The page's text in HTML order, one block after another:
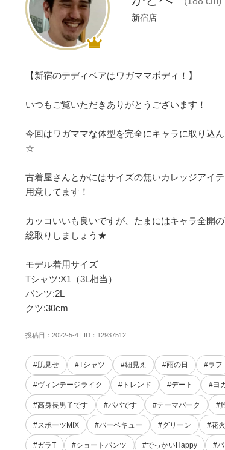
新宿店
【新宿のテディベアはワガママボディ！】
いつもご覧いただきありがとうございます！
今回はワガママな体型を完全にキャラに取り込
☆
古着屋さんとかにはサイズの無いカレッジアイ
用意してます！
カッコいいも良いですが、たまにはキャラ全開
総取りしましょう★
モデル着用サイズ
Tシャツ:X1（3L相当）
パンツ:2L
クツ:30cm
投稿日：2022-5-4 | ID：12937512
#肌見せ #Tシャツ #細見え #雨の日 #ラフ
#ヴィンテージライク #トレンド #デート #ヨ
#高身長男子です #パパです #テーマパーク #
#スポーツMIX #バーベキュー #グリーン #花
#ガラT #ショートパンツ #でっかいHappy #